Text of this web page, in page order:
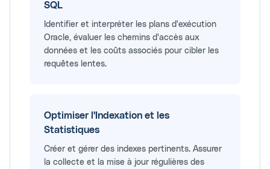
SQL
Identifier et interpréter les plans d'exécution
Oracle, évaluer les chemins d'accès aux
données et les coûts associés pour cibler les
requêtes lentes.
Optimiser l'Indexation et les
Statistiques
Créer et gérer des indexes pertinents. Assurer
la collecte et la mise à jour régulières des